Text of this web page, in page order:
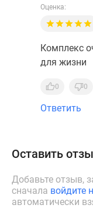
Оценка:
Комплекс
для жизни
0 0
Ответить
Оставить
Добавьте отзыв,
сначала войдите
автоматически